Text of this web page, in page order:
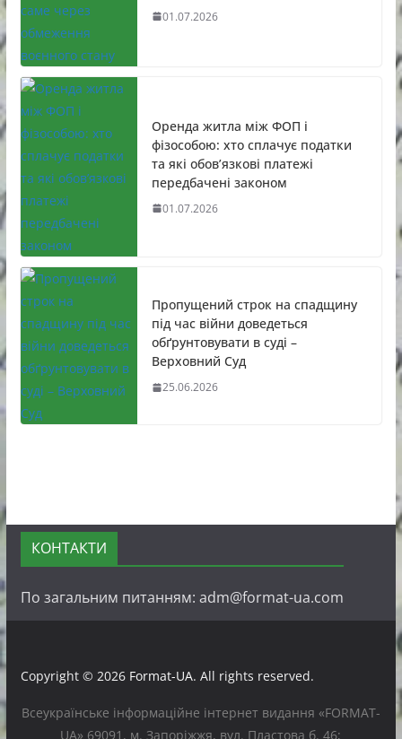
01.07.2026
Оренда житла між ФОП і
фізособою: хто сплачує податки
та які обов’язкові платежі
передбачені законом
01.07.2026
Пропущений строк на спадщину
під час війни доведеться
обґрунтовувати в суді –
Верховний Суд
25.06.2026
КОНТАКТИ
По загальним питанням: adm@format-ua.com
Copyright © 2026 Format-UA. All rights reserved.
Всеукраїнське інформаційне інтернет видання «FORMAT-
UA» 69091, м. Запоріжжя, вул. Пластова б. 46;